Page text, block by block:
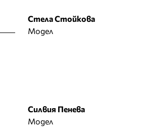
Стела Стойкова
Модел
Силвия Пенева
Модел